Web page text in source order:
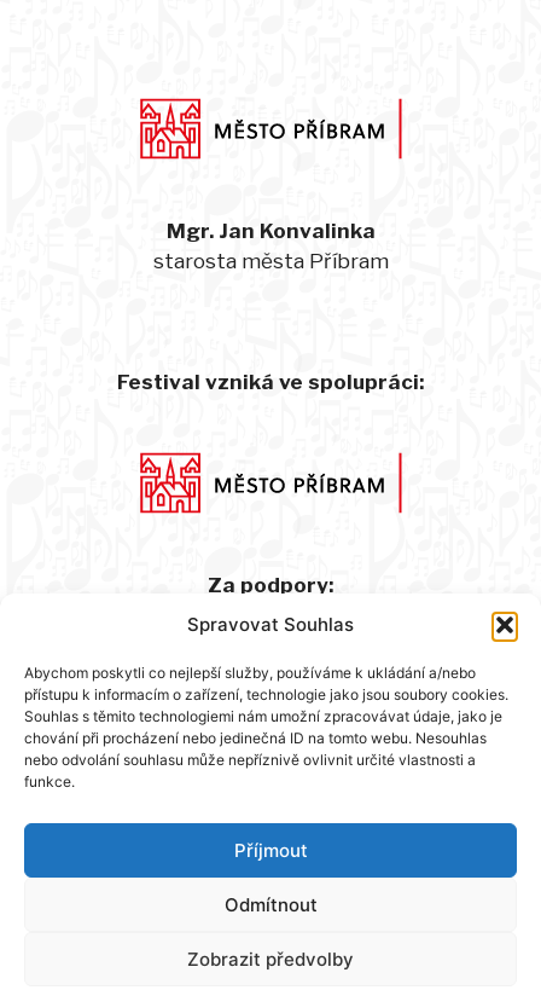
Spravovat Souhlas
Abychom poskytli co nejlepší služby, používáme k ukládání a/nebo
přístupu k informacím o zařízení, technologie jako jsou soubory cookies.
Souhlas s těmito technologiemi nám umožní zpracovávat údaje, jako je
chování při procházení nebo jedinečná ID na tomto webu. Nesouhlas
nebo odvolání souhlasu může nepříznivě ovlivnit určité vlastnosti a
funkce.
Příjmout
Odmítnout
Zobrazit předvolby
Mgr. Jan Konvalinka
starosta města Příbram
Festival vzniká ve spolupráci:
Za podpory: